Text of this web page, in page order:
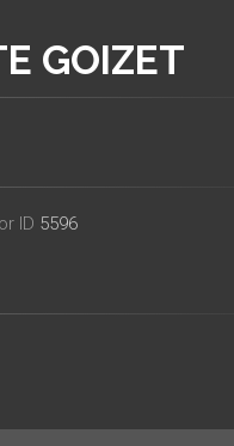
GOIZET
ID 5596